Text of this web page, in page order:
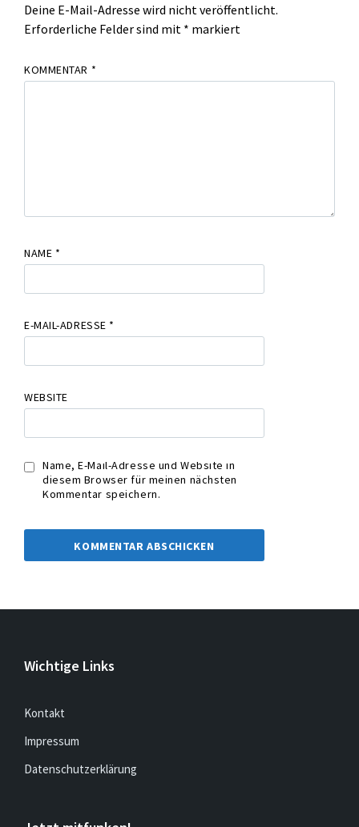
Deine E-Mail-Adresse wird nicht veröffentlicht.
Erforderliche Felder sind mit * markiert
KOMMENTAR *
NAME *
E-MAIL-ADRESSE *
WEBSITE
Name, E-Mail-Adresse und Website in
diesem Browser für meinen nächsten
Kommentar speichern.
Wichtige Links
Kontakt
Impressum
Datenschutzerklärung